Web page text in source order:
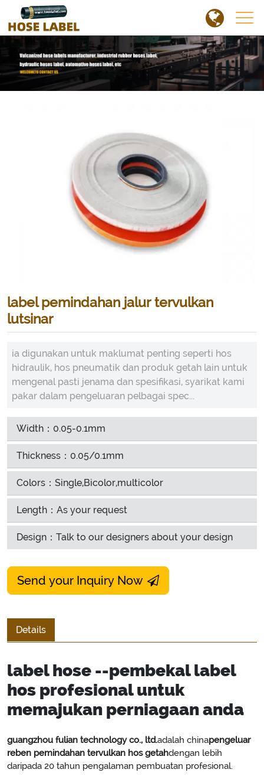
label pemindahan jalur tervulkan
lutsinar
ia digunakan untuk maklumat penting seperti hos
hidraulik, hos pneumatik dan produk getah lain untuk
mengenal pasti jenama dan spesifikasi, syarikat kami
pakar dalam pengeluaran pelbagai spec...
Width：0.05-0.1mm
Thickness：0.05/0.1mm
Colors：Single,Bicolor,multicolor
Length：As your request
Design：Talk to our designers about your design
Send your Inquiry Now
Details
label hose --pembekal label
hos profesional untuk
memajukan perniagaan anda
guangzhou fulian technology co., ltd.adalah chinapengeluar
reben pemindahan tervulkan hos getahdengan lebih
daripada 20 tahun pengalaman pembuatan profesional.